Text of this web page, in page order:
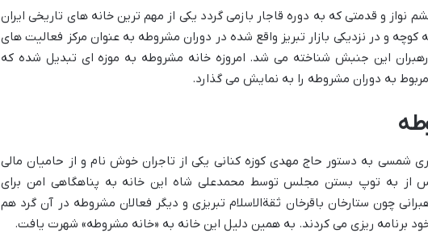
نواز و قدمتی که به دوره قاجار بازمی گردد یکی از مهم ترین خانه های تاریخی ایران
و در نزدیکی بازار تبریز واقع شده در دوران مشروطه به عنوان مرکز فعالیت های
این جنبش شناخته می شد. امروزه خانه مشروطه به موزه ای تبدیل شده که
به دوران مشروطه را به نمایش می گذارد.
مشروطه در سال ۱۲۴۷ هجری شمسی به دستور حاج مهدی کوزه کنانی یکی از تاجران خوش نام و از حامیان مالی
به توپ بستن مجلس توسط محمدعلی شاه این خانه به پناهگاهی امن برای
چون ستارخان باقرخان ثقةالاسلام تبریزی و دیگر فعالان مشروطه در آن گرد هم
برنامه ریزی می کردند. به همین دلیل این خانه به «خانه مشروطه» شهرت یافت.